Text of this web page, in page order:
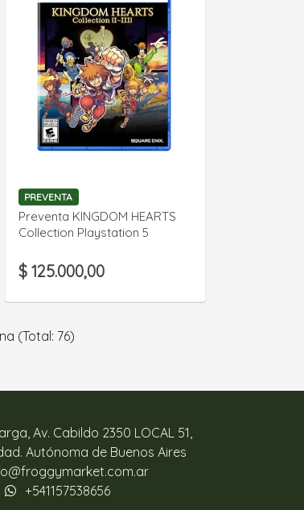
PREVENTA
Preventa KINGDOM HEARTS
Collection Playstation 5
$ 125.000,00
VER DETALLE
(Total: 76)
Av. Cabildo 2350 LOCAL 51,
Autónoma de Buenos Aires
+541157538656